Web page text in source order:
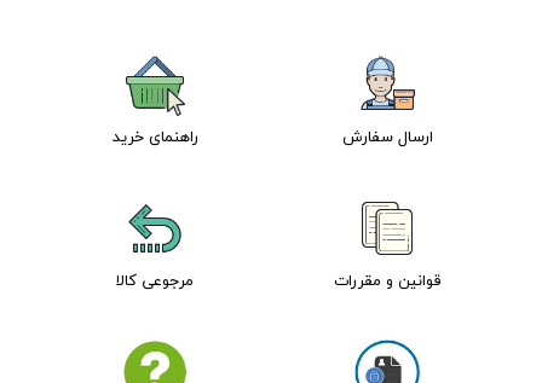
ارسال سفارش راهنمای خرید
قوانین و مقررات مرجوعی کالا